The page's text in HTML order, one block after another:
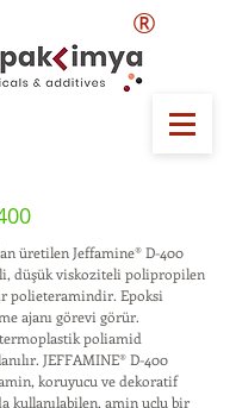
®
üretilen Jeffamine® D-400
düşük viskoziteli polipropilen
polieteramindir. Epoksi
ajanı görevi görür.
poliamid
JEFFAMINE® D-400
koruyucu ve dekoratif
kullanılabilen, amin uçlu bir